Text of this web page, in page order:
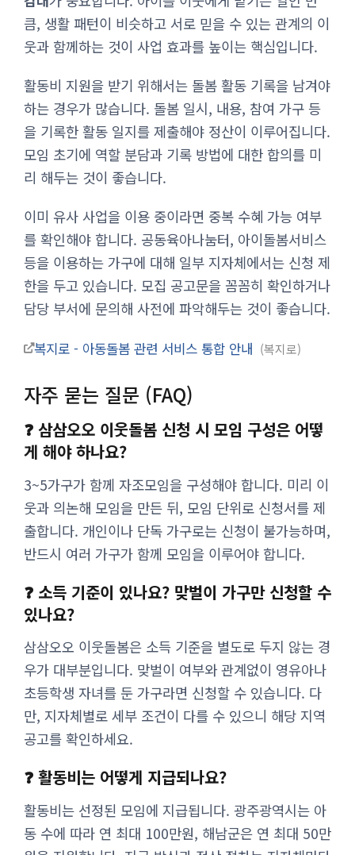
큼, 생활 패턴이 비슷하고 서로 믿을 수 있는 관계의 이
웃과 함께하는 것이 사업 효과를 높이는 핵심입니다.
활동비 지원을 받기 위해서는 돌봄 활동 기록을 남겨야
하는 경우가 많습니다. 돌봄 일시, 내용, 참여 가구 등
을 기록한 활동 일지를 제출해야 정산이 이루어집니다.
모임 초기에 역할 분담과 기록 방법에 대한 합의를 미
리 해두는 것이 좋습니다.
이미 유사 사업을 이용 중이라면 중복 수혜 가능 여부
를 확인해야 합니다. 공동육아나눔터, 아이돌봄서비스
등을 이용하는 가구에 대해 일부 지자체에서는 신청 제
한을 두고 있습니다. 모집 공고문을 꼼꼼히 확인하거나
담당 부서에 문의해 사전에 파악해두는 것이 좋습니다.
복지로 - 아동돌봄 관련 서비스 통합 안내 복지로
자주 묻는 질문 (FAQ)
❓ 삼삼오오 이웃돌봄 신청 시 모임 구성은 어떻
게 해야 하나요?
3~5가구가 함께 자조모임을 구성해야 합니다. 미리 이
웃과 의논해 모임을 만든 뒤, 모임 단위로 신청서를 제
출합니다. 개인이나 단독 가구로는 신청이 불가능하며,
반드시 여러 가구가 함께 모임을 이루어야 합니다.
❓ 소득 기준이 있나요? 맞벌이 가구만 신청할 수
있나요?
삼삼오오 이웃돌봄은 소득 기준을 별도로 두지 않는 경
우가 대부분입니다. 맞벌이 여부와 관계없이 영유아나
초등학생 자녀를 둔 가구라면 신청할 수 있습니다. 다
만, 지자체별로 세부 조건이 다를 수 있으니 해당 지역
공고를 확인하세요.
❓ 활동비는 어떻게 지급되나요?
활동비는 선정된 모임에 지급됩니다. 광주광역시는 아
동 수에 따라 연 최대 100만원, 해남군은 연 최대 50만